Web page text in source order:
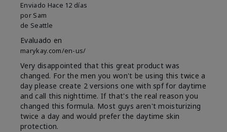
Enviado Hace 12 días
por Sam
de Seattle
Evaluado en
marykay.com/en-us/
Very disappointed that this great product was
changed. For the men you won't be using this twice a
day please create 2 versions one with spf for daytime
and call this nighttime. If that's the real reason you
changed this formula. Most guys aren't moisturizing
twice a day and would prefer the daytime skin
protection.